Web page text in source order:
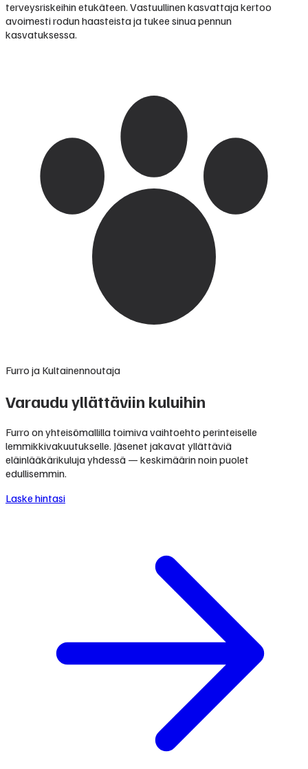
terveysriskeihin etukäteen. Vastuullinen kasvattaja kertoo
avoimesti rodun haasteista ja tukee sinua pennun
kasvatuksessa.
Furro ja Kultainennoutaja
Varaudu yllättäviin kuluihin
Furro on yhteisömallilla toimiva vaihtoehto perinteiselle
lemmikkivakuutukselle. Jäsenet jakavat yllättäviä
eläinlääkärikuluja yhdessä — keskimäärin noin puolet
edullisemmin.
Laske hintasi